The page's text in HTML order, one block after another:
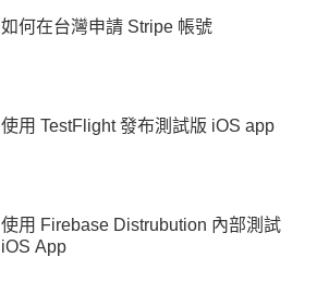
如何在台灣申請 Stripe 帳號
使用 TestFlight 發布測試版 iOS app
使用 Firebase Distrubution 內部測試
iOS App